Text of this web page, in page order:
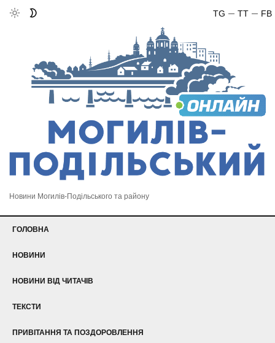
FB
TT
TG
Новини Могилів-Подільського та району
ГОЛОВНА
НОВИНИ
НОВИНИ ВІД ЧИТАЧІВ
ТЕКСТИ
ПРИВІТАННЯ ТА ПОЗДОРОВЛЕННЯ